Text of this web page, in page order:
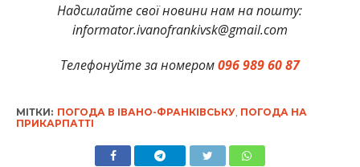
Надсилайте свої новини нам на пошту:
informator.ivanofrankivsk@gmail.com
Телефонуйте за номером096 989 60 87
МІТКИ: ПОГОДА В ІВАНО-ФРАНКІВСЬКУ, ПОГОДА НА
ПРИКАРПАТТІ